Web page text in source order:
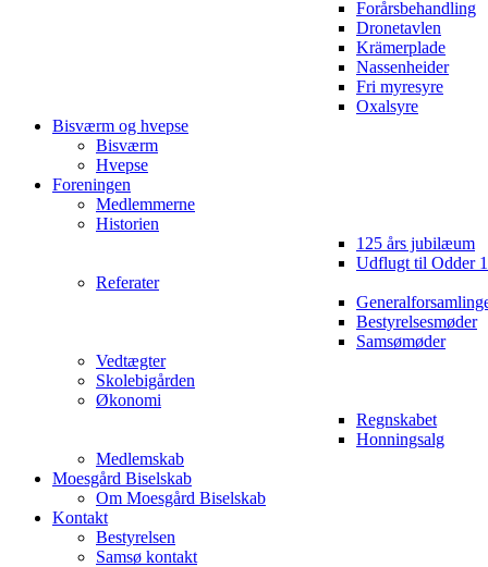
Forårsbehandling
Dronetavlen
Krämerplade
Nassenheider
Fri myresyre
Oxalsyre
Bisværm og hvepse
Bisværm
Hvepse
Foreningen
Medlemmerne
Historien
125 års jubilæum
Udflugt til Odder
Referater
Bestyrelsesmøder
Samsømøder
Vedtægter
Skolebigården
Økonomi
Regnskabet
Honningsalg
Medlemskab
Moesgård Biselskab
Om Moesgård Biselskab
Kontakt
Bestyrelsen
Samsø kontakt